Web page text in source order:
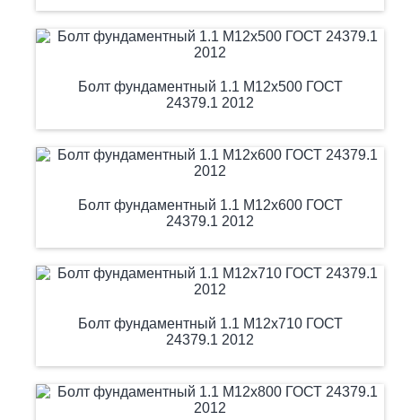
Болт фундаментный 1.1 М12х500 ГОСТ
24379.1 2012
Болт фундаментный 1.1 М12х600 ГОСТ
24379.1 2012
Болт фундаментный 1.1 М12х710 ГОСТ
24379.1 2012